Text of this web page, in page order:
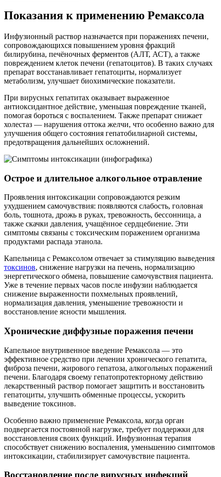
Показания к применению Ремаксола
Инфузионный раствор назначается при поражениях печени,
сопровождающихся повышением уровня фракций
билирубина, печёночных ферментов (АЛТ, АСТ), а также
повреждением клеток печени (гепатоцитов). В таких случаях
препарат восстанавливает гепатоциты, нормализует
метаболизм, улучшает биохимические показатели.
При вирусных гепатитах оказывает выраженное
антиоксидантное действие, уменьшая повреждение тканей,
помогая бороться с воспалением. Также препарат снижает
холестаз — нарушения оттока желчи, что особенно важно для
улучшения общего состояния гепатобилиарной системы,
предотвращения дальнейших осложнений.
Острое и длительное алкогольное отравление
Проявления интоксикации сопровождаются резким
ухудшением самочувствия: появляются слабость, головная
боль, тошнота, дрожь в руках, тревожность, бессонница, а
также скачки давления, учащённое сердцебиение. Эти
симптомы связаны с токсическим поражением организма
продуктами распада этанола.
Капельница с Ремаксолом отвечает за стимуляцию выведения
токсинов, снижение нагрузки на печень, нормализацию
энергетического обмена, повышение самочувствия пациента.
Уже в течение первых часов после инфузии наблюдается
снижение выраженности похмельных проявлений,
нормализация давления, уменьшение тревожности и
восстановление ясности мышления.
Хронические диффузные поражения печени
Капельное внутривенное введение Ремаксола — это
эффективное средство при лечении хронического гепатита,
фиброза печени, жирового гепатоза, алкогольных поражений
печени. Благодаря своему гепатопротекторному действию
лекарственный раствор помогает защитить и восстановить
гепатоциты, улучшить обменные процессы, ускорить
выведение токсинов.
Особенно важно применение Ремаксола, когда орган
подвергается постоянной нагрузке, требует поддержки для
восстановления своих функций. Инфузионная терапия
способствует снижению воспаления, уменьшению симптомов
интоксикации, стабилизирует самочувствие пациента.